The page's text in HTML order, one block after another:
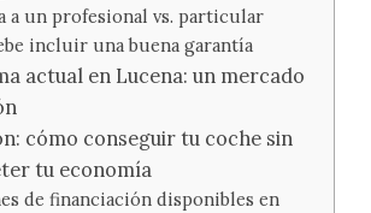
a un profesional vs. particular
incluir una buena garantía
actual en Lucena: un mercado
cómo conseguir tu coche sin
tu economía
de financiación disponibles en